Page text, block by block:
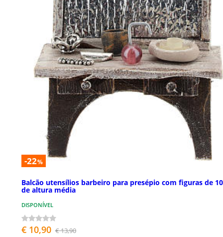
-22%
Balcão utensílios barbeiro para presépio com figuras de
de altura média
DISPONÍVEL
€ 10,90 € 13,90